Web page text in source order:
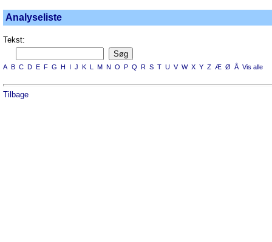
Analyseliste
Tekst:
A B C D E F G H I J K L M N O P Q R S T U V W X Y Z Æ Ø Å Vis alle
Tilbage